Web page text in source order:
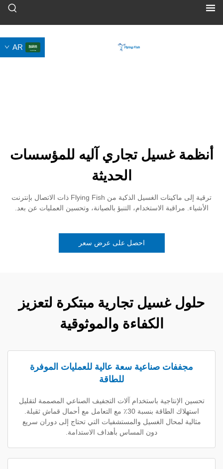
تجاري آليه للمؤسسات
ترقية إلى ماكينات الغسيل الذكية من Flying Fish ذات الاتصال بإنترنت
الاستخدام، التنبؤ بالصيانة، وتحسين العمليات عن بعد.
احصل على عرض سعر
تجارية مبتكرة لتعزيز
الكفاءة والموثوقية
صناعية سعة عالية للعمليات الموفرة
باستخدام آلات التجفيف الصناعي المصممة لتقليل
استهلاك الطاقة بنسبة 30٪ مع التعامل مع أحمال قماش ثقيلة.
الغسيل والمستشفيات التي تحتاج إلى دوران سريع
دون المساس بأهداف الاستدامة.